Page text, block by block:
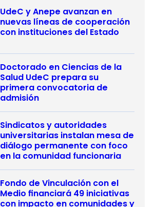
UdeC y Anepe avanzan en
nuevas líneas de cooperación
con instituciones del Estado
Doctorado en Ciencias de la
Salud UdeC prepara su
primera convocatoria de
admisión
Sindicatos y autoridades
universitarias instalan mesa de
diálogo permanente con foco
en la comunidad funcionaria
Fondo de Vinculación con el
Medio financiará 49 iniciativas
con impacto en comunidades y